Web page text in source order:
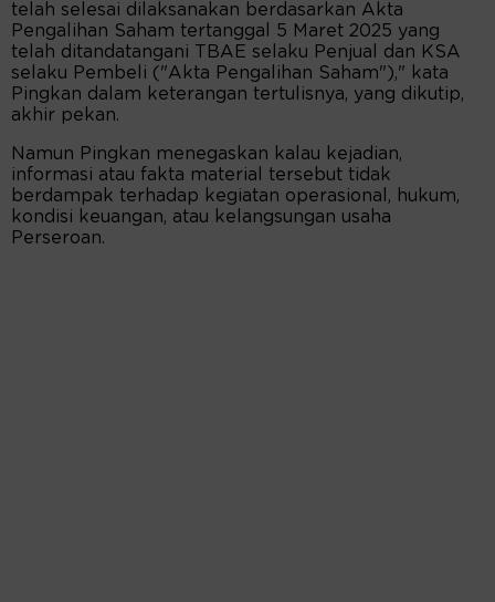
telah selesai dilaksanakan berdasarkan Akta
Pengalihan Saham tertanggal 5 Maret 2025 yang
telah ditandatangani TBAE selaku Penjual dan KSA
selaku Pembeli ("Akta Pengalihan Saham")," kata
Pingkan dalam keterangan tertulisnya, yang dikutip,
akhir pekan.
Namun Pingkan menegaskan kalau kejadian,
informasi atau fakta material tersebut tidak
berdampak terhadap kegiatan operasional, hukum,
kondisi keuangan, atau kelangsungan usaha
Perseroan.